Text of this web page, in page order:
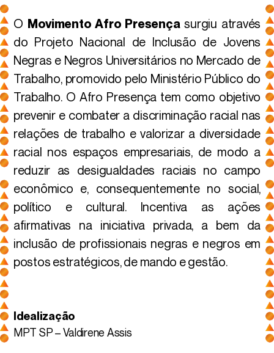
O Movimento Afro Presençasurgiu através
do Projeto Nacional de Inclusão de Jovens
Negras e Negros Universitários no Mercado de
Trabalho, promovido pelo Ministério Público do
Trabalho. O Afro Presença tem como objetivo
prevenir e combater a discriminação racial nas
relações de trabalho e valorizar a diversidade
racial nos espaços empresariais, de modo a
reduzir as desigualdades raciais no campo
econômico e, consequentemente no social,
político e cultural. Incentiva as ações
afirmativas na iniciativa privada, a bem da
inclusão de profissionais negras e negros em
postos estratégicos, de mando e gestão.
Idealização
MPT SP – Valdirene Assis